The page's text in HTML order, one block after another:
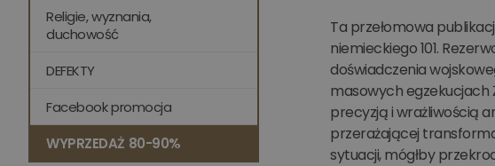
Religie, wyznania,
duchowość
DEFEKTY
Facebook promocja
WYPRZEDAŻ 80-90%
Ta przełomowa
niemieckiego 101.
doświadczenia
masowych egzekucjach
precyzją i wrażliwością
przerażającej
sytuacji, mógłby